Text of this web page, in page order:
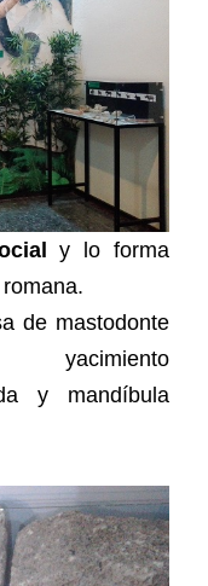
y lo forma
de mastodonte
yacimiento
y mandíbula